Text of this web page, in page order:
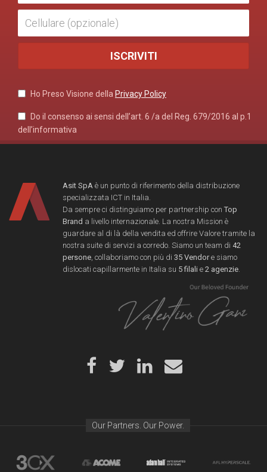
Ho Preso Visione della Privacy Policy
Do il consenso ai sensi dell’art. 6 /a del Reg. 679/2016 al p.1
dell’informativa
Asit SpA è un punto di riferimento della distribuzione
specializzata ICT in Italia.
Da sempre ci distinguiamo per partnership con Top
Brand a livello internazionale. La nostra Mission è
guardare al di là della vendita ed offrire Valore tramite la
nostra suite di servizi a corredo. Siamo un team di 42
persone, collaboriamo con più di 35 Vendore siamo
dislocati capillarmente in Italia su 5 filali e 2 agenzie.